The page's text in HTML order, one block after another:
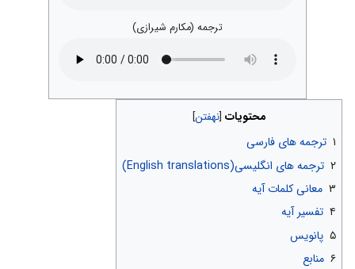
ترجمه (مکارم شیرازی)
محتویات
۱ ترجمه های فارسی
۲ ترجمه های انگلیسی(English translations)
۳ معانی کلمات آیه
۴ تفسیر آیه
۵ پانویس
۶ منابع